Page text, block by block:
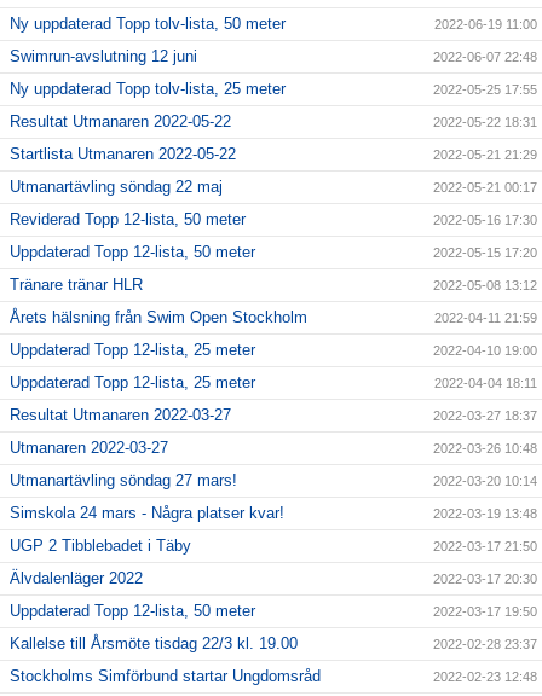
Ny uppdaterad Topp tolv-lista, 50 meter 2022-06-19 11:00
Swimrun-avslutning 12 juni 2022-06-07 22:48
Ny uppdaterad Topp tolv-lista, 25 meter 2022-05-25 17:55
Resultat Utmanaren 2022-05-22 2022-05-22 18:31
Startlista Utmanaren 2022-05-22 2022-05-21 21:29
Utmanartävling söndag 22 maj 2022-05-21 00:17
Reviderad Topp 12-lista, 50 meter 2022-05-16 17:30
Uppdaterad Topp 12-lista, 50 meter 2022-05-15 17:20
Tränare tränar HLR 2022-05-08 13:12
Årets hälsning från Swim Open Stockholm 2022-04-11 21:59
Uppdaterad Topp 12-lista, 25 meter 2022-04-10 19:00
Uppdaterad Topp 12-lista, 25 meter 2022-04-04 18:11
Resultat Utmanaren 2022-03-27 2022-03-27 18:37
Utmanaren 2022-03-27 2022-03-26 10:48
Utmanartävling söndag 27 mars! 2022-03-20 10:14
Simskola 24 mars - Några platser kvar! 2022-03-19 13:48
UGP 2 Tibblebadet i Täby 2022-03-17 21:50
Älvdalenläger 2022 2022-03-17 20:30
Uppdaterad Topp 12-lista, 50 meter 2022-03-17 19:50
Kallelse till Årsmöte tisdag 22/3 kl. 19.00 2022-02-28 23:37
Stockholms Simförbund startar Ungdomsråd 2022-02-23 12:48